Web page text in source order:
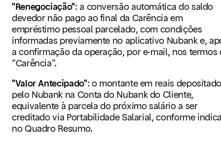
"Renegociação": a conversão automática do saldo
devedor não pago ao final da Carência em
empréstimo pessoal parcelado, com condições
informadas previamente no aplicativo Nubank e,
a confirmação da operação, por e-mail, nos termos
“Carência”.
"Valor Antecipado": o montante em reais
pelo Nubank na Conta do Nubank do Cliente,
equivalente à parcela do próximo salário a ser
creditado via Portabilidade Salarial, conforme
no Quadro Resumo.